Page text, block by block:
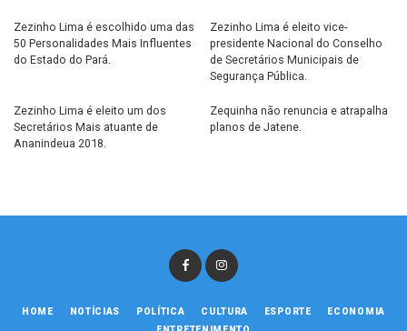
Zezinho Lima é escolhido uma das
50 Personalidades Mais Influentes
do Estado do Pará.
Zezinho Lima é eleito vice-
presidente Nacional do Conselho
de Secretários Municipais de
Segurança Pública.
Zezinho Lima é eleito um dos
Secretários Mais atuante de
Ananindeua 2018.
Zequinha não renuncia e atrapalha
planos de Jatene.
HOME NOTÍCIAS POLÍTICA CULTURA ESPORTE
ECONOMIA